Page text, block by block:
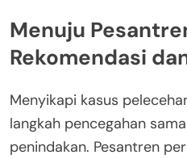
Menuju
Rekomendasi
Menyikapi kasus
langkah pencegahan
penindakan. Pesantren